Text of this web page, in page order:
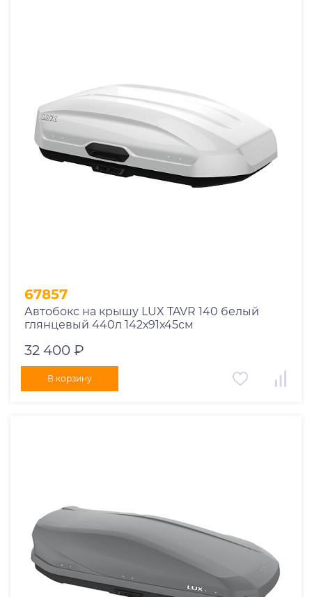
67857
Автобокс на крышу LUX TAVR 140 белый
глянцевый 440л 142х91х45см
32 400 ₽
В корзину